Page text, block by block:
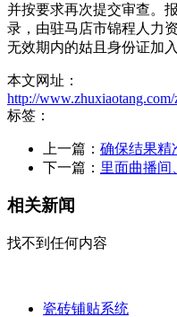
并按要求再次提交审查。
录，由驻马店市锦程人力
无效期内的姑且身份证加入
本文网址：
http://
标签：
上一篇： 确保结果精
下一篇： 里面曲播间
相关新闻
找不到任何内容
瓷砖铺贴系统